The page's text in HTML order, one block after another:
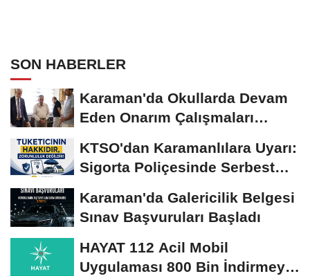
SON HABERLER
Karaman'da Okullarda Devam
Eden Onarım Çalışmaları
KTSO'dan Karamanlılara Uyarı:
Sigorta Poliçesinde Serbest
Karaman'da Galericilik Belgesi
Sınav Başvuruları Başladı
HAYAT 112 Acil Mobil
Uygulaması 800 Bin İndirmeyi